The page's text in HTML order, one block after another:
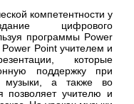
компетентности у
цифрового
программы Power
Point учителем и
которые
поддержку при
музыки, а также во
позволяет учителю и